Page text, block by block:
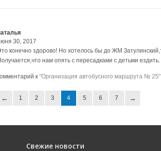
30, 2017
конечно здорово! Но хотелось бы до ЖМ
нам опять с пересадками с детьми ездить.
к "Организация автобусного маршрута № 25"
1 2 3 4 5 6 7
Свежие новости